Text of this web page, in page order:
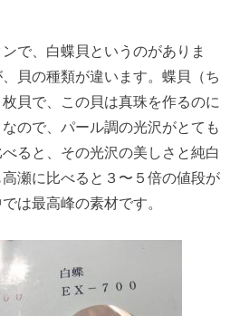
で、白蝶貝というのがありま
貝の種類が違います。蝶貝（ち
貝で、この貝は真珠を作るのに
ので、パール調の光沢がとても
ると、その光沢の美しさと純白
瀬に比べると３〜５倍の値段が
は最高峰の素材です。